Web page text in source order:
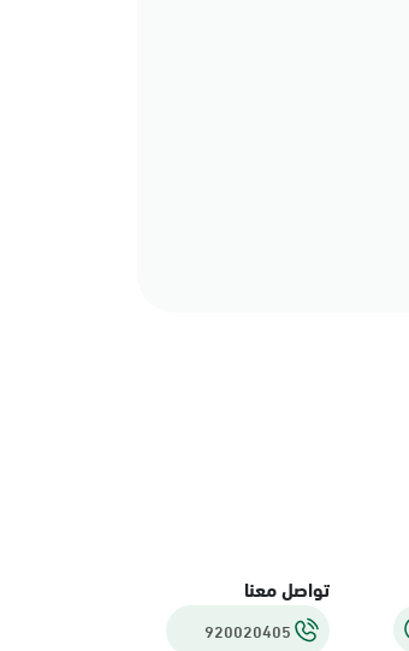
تواصل معنا
920020405